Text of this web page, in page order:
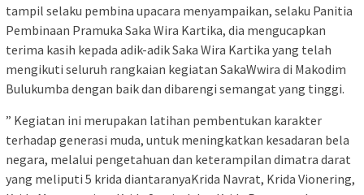
tampil selaku pembina upacara menyampaikan, selaku Panitia
Pembinaan Pramuka Saka Wira Kartika, dia mengucapkan
terima kasih kepada adik-adik Saka Wira Kartika yang telah
mengikuti seluruh rangkaian kegiatan SakaWwira di Makodim
Bulukumba dengan baik dan dibarengi semangat yang tinggi.
” Kegiatan ini merupakan latihan pembentukan karakter
terhadap generasi muda, untuk meningkatkan kesadaran bela
negara, melalui pengetahuan dan keterampilan dimatra darat
yang meliputi 5 krida diantaranyaKrida Navrat, Krida Vionering,